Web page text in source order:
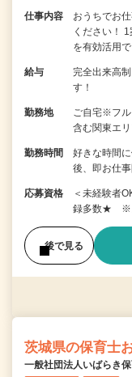
仕事内容
おうちでお
ください！
を有効活用
給与
完全出来高
す！
勤務地
ご自宅※フ
含む関東エ
勤務時間
好きな時間
後、即お仕
応募資格
＜未経験者
録多数★ ※ス
後で見る
茨城県の保育士
一般社団法人いばらき